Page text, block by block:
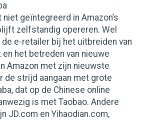
geïntegreerd in Amazon’s
zelfstandig opereren. Wel
e-retailer bij het uitbreiden van
het betreden van nieuwe
Amazon met zijn nieuwste
de strijd aangaan met grote
dat op de Chinese online
is met Taobao. Andere
JD.com en Yihaodian.com,